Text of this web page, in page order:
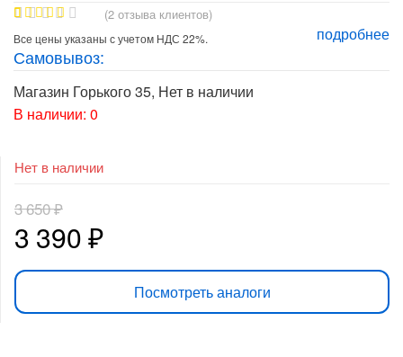
Рейтинг
5.00из 5
на основе
опроса
пользовате
ля
(2 отзыва клиентов)
подробнее
Все цены указаны с учетом НДС 22%.
Самовывоз:
Магазин Горького 35, Нет в наличии
В наличии: 0
Нет в наличии
3 650₽
Первоначальная
цена
составляла
3 390₽Текущая
цена:
3
Посмотреть аналоги